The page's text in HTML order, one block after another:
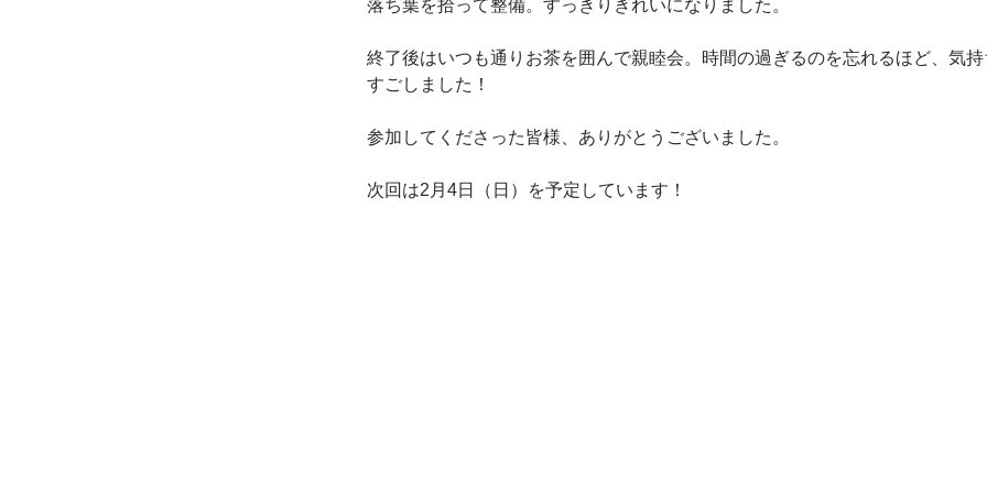
落ち葉を拾って整備。すっきりきれいになりました。
終了後はいつも通りお茶を囲んで親睦会。時間の過ぎるのを忘れるほど、気
すごしました！
​参加してくださった皆様、ありがとうございました。
次回は2月4日（日）を予定しています！